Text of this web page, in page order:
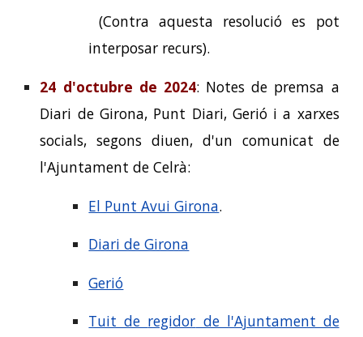
(Contra aquesta resolució es pot
interposar recurs).
24 d'octubre de 2024: Notes de premsa a
Diari de Girona, Punt Diari, Gerió i a xarxes
socials, segons diuen, d'un comunicat de
l'Ajuntament de Celrà:
El Punt Avui Girona.
Diari de Girona
Gerió
Tuit de regidor de l'Ajuntament de